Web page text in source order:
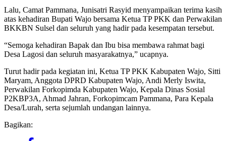
Lalu, Camat Pammana, Junisatri Rasyid menyampaikan terima kasih
atas kehadiran Bupati Wajo bersama Ketua TP PKK dan Perwakilan
BKKBN Sulsel dan seluruh yang hadir pada kesempatan tersebut.
“Semoga kehadiran Bapak dan Ibu bisa membawa rahmat bagi
Desa Lagosi dan seluruh masyarakatnya,” ucapnya.
Turut hadir pada kegiatan ini, Ketua TP PKK Kabupaten Wajo, Sitti
Maryam, Anggota DPRD Kabupaten Wajo, Andi Merly Iswita,
Perwakilan Forkopimda Kabupaten Wajo, Kepala Dinas Sosial
P2KBP3A, Ahmad Jahran, Forkopimcam Pammana, Para Kepala
Desa/Lurah, serta sejumlah undangan lainnya.
Bagikan: